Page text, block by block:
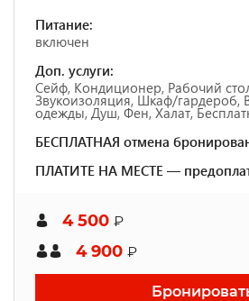
Питание:
включен
Доп. услуги:
Сейф, Кондиционер, Рабочий
Звукоизоляция, Шкаф/гардероб,
одежды, Душ, Фен, Халат,
БЕСПЛАТНАЯ отмена
ПЛАТИТЕ НА МЕСТЕ —
4 500 ₽
4 900 ₽